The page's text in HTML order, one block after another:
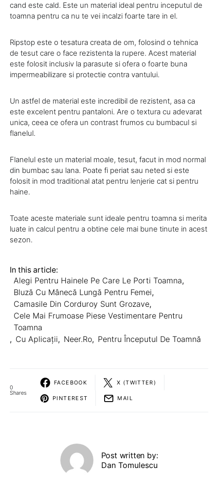
cand este cald. Este un material ideal pentru inceputul de
toamna pentru ca nu te vei incalzi foarte tare in el.
Ripstop este o tesatura creata de om, folosind o tehnica
de tesut care o face rezistenta la rupere. Acest material
este folosit inclusiv la parasute si ofera o foarte buna
impermeabilizare si protectie contra vantului.
Un astfel de material este incredibil de rezistent, asa ca
este excelent pentru pantaloni. Are o textura cu adevarat
unica, ceea ce ofera un contrast frumos cu bumbacul si
flanelul.
Flanelul este un material moale, tesut, facut in mod normal
din bumbac sau lana. Poate fi periat sau neted si este
folosit in mod traditional atat pentru lenjerie cat si pentru
haine.
Toate aceste materiale sunt ideale pentru toamna si merita
luate in calcul pentru a obtine cele mai bune tinute in acest
sezon.
In this article:
Alegi Pentru Hainele Pe Care Le Porti Toamna,
Bluză Cu Mânecă Lungă Pentru Femei,
Camasile Din Corduroy Sunt Grozave,
Cele Mai Frumoase Piese Vestimentare Pentru
Toamna
, Cu Aplicații, Neer.ro, Pentru Începutul De Toamnă
0
Shares
FACEBOOK X (TWITTER)
PINTEREST MAIL
Post written by:
Dan Tomulescu